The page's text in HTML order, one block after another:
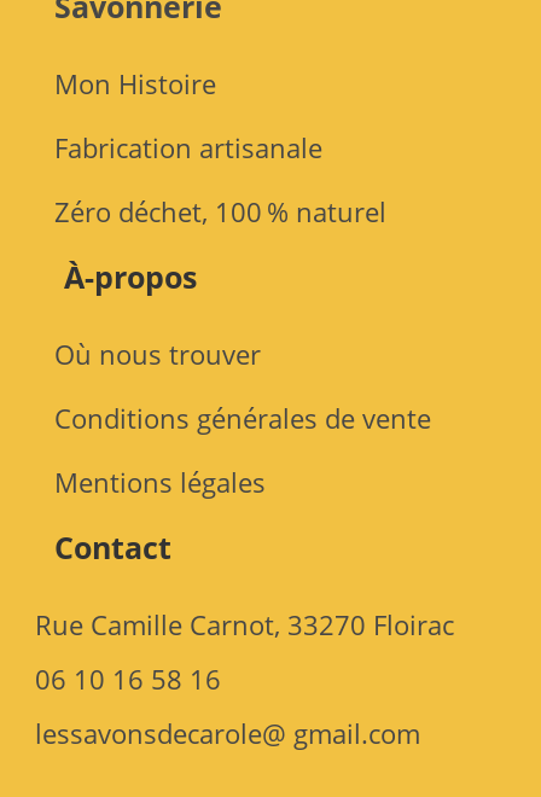
Mon Histoire
Fabrication artisanale
Zéro déchet, 100 % naturel
À-propos
Où nous trouver
Conditions générales de vente
Mentions légales
Contact
Rue Camille Carnot, 33270 Floirac
06 10 16 58 16
lessavonsdecarole@ gmail.com